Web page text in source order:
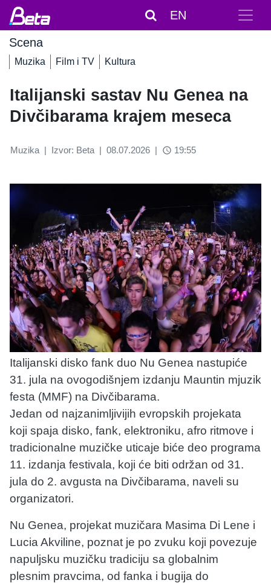
EN
Scena
Muzika Film i TV Kultura
Italijanski sastav Nu Genea na
Divčibarama krajem meseca
Muzika | Izvor: Beta | 08.07.2026 | access_time 19:55
Italijanski disko fank duo Nu Genea nastupiće
31. jula na ovogodišnjem izdanju Mauntin mjuzik
festa (MMF) na Divčibarama.
Jedan od najzanimljivijih evropskih projekata
koji spaja disko, fank, elektroniku, afro ritmove i
tradicionalne muzičke uticaje biće deo programa
11. izdanja festivala, koji će biti održan od 31.
jula do 2. avgusta na Divčibarama, naveli su
organizatori.
Nu Genea, projekat muzičara Masima Di Lene i
Lucia Akviline, poznat je po zvuku koji povezuje
napuljsku muzičku tradiciju sa globalnim
plesnim pravcima, od fanka i bugija do